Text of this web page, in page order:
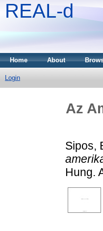
REAL-d
Home About
Login
Az
Sipos,
Hung.